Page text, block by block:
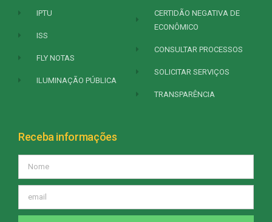
IPTU
ISS
FLY NOTAS
ILUMINAÇÃO PÚBLICA
CERTIDÃO NEGATIVA DE
ECONÔMICO
CONSULTAR PROCESSOS
SOLICITAR SERVIÇOS
TRANSPARÊNCIA
Receba informações